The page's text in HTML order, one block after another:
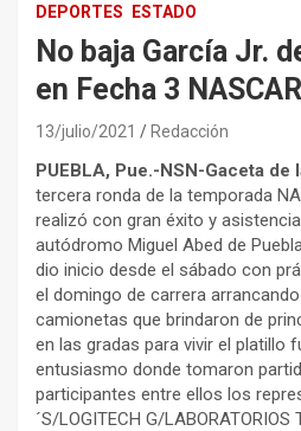
DEPORTES ESTADO
No baja García Jr.
en Fecha 3
13/julio/2021 Redacción
PUEBLA, Pue.-NSN-Gaceta de
tercera ronda de la temporada
realizó con gran éxito y
autódromo Miguel Abed de
dio inicio desde el sábado con
el domingo de carrera
camionetas que brindaron de
en las gradas para vivir el platillo
entusiasmo donde tomaron
participantes entre ellos los
´S/LOGITECH G/